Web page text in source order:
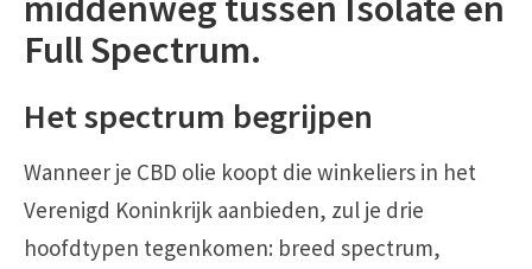
Full Spectrum.
Het spectrum begrijpen
Wanneer je CBD olie koopt die winkeliers in het
Verenigd Koninkrijk aanbieden, zul je drie
hoofdtypen tegenkomen: breed spectrum,